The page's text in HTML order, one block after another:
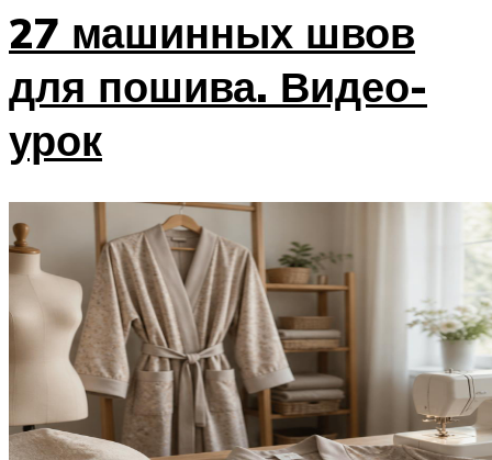
27 машинных швов
для пошива. Видео-
урок